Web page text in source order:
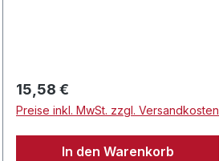
Regulärer Preis:
15,58 €
Preise inkl. MwSt. zzgl. Versandkosten
In den Warenkorb